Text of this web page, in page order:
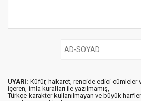
UYARI: Küfür, hakaret, rencide edici cümleler
içeren, imla kuralları ile yazılmamış,
Türkçe karakter kullanılmayan ve büyük